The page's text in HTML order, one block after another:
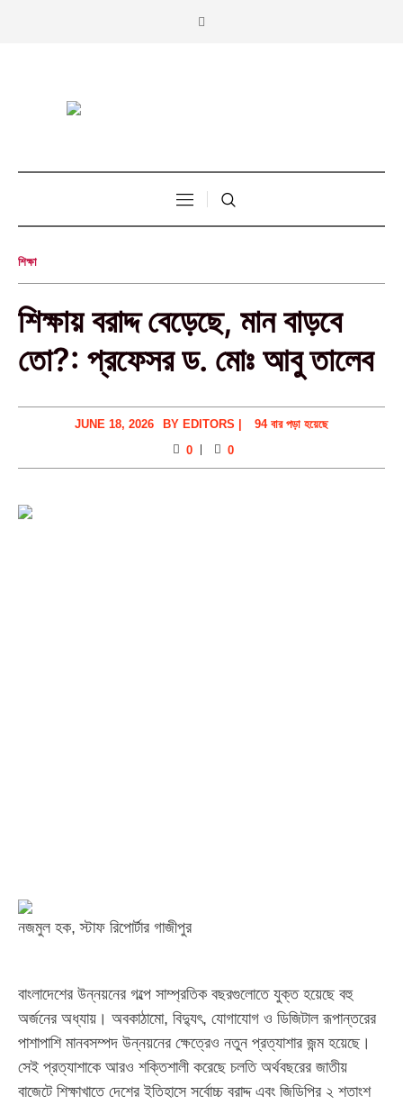
শিক্ষা
শিক্ষায় বরাদ্দ বেড়েছে, মান বাড়বে
তো?: প্রফেসর ড. মোঃ আবু তালেব
JUNE 18, 2026 BY EDITORS
94 বার পড়া হয়েছে
0
0
নজমুল হক, স্টাফ রিপোর্টার গাজীপুর
বাংলাদেশের উন্নয়নের গল্পে সাম্প্রতিক বছরগুলোতে যুক্ত হয়েছে বহু
অর্জনের অধ্যায়। অবকাঠামো, বিদ্যুৎ, যোগাযোগ ও ডিজিটাল রূপান্তরের
পাশাপাশি মানবসম্পদ উন্নয়নের ক্ষেত্রেও নতুন প্রত্যাশার জন্ম হয়েছে।
সেই প্রত্যাশাকে আরও শক্তিশালী করেছে চলতি অর্থবছরের জাতীয়
বাজেটে শিক্ষাখাতে দেশের ইতিহাসে সর্বোচ্চ বরাদ্দ এবং জিডিপির ২ শতাংশ